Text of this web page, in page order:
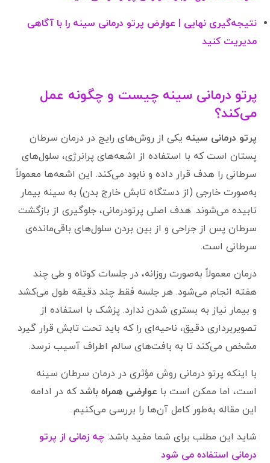
نتیجه‌گیری نهایی | عوارض پرتو درمانی سینه را با آگاهی
مدیریت کنید
پرتو درمانی سینه چیست و چگونه عمل
می‌کند؟
پرتو درمانی سینه یکی از روش‌های رایج در درمان سرطان
پستان است که با استفاده از اشعه‌های پرانرژی، سلول‌های
سرطانی را هدف قرار داده و نابود می‌کند. این اشعه‌ها معمولاً
به‌صورت خارجی (از دستگاه تابش خارج بدن) به سینه بیمار
تابیده می‌شوند. هدف اصلی پرتودرمانی، جلوگیری از بازگشت
سرطان پس از جراحی و از بین بردن سلول‌های باقی‌مانده‌ی
سرطانی است.
درمان معمولاً به‌صورت روزانه، در جلسات کوتاه و طی چند
هفته انجام می‌شود. هر جلسه فقط چند دقیقه طول می‌کشد
و بیمار نیاز به بستری شدن ندارد. پزشک با استفاده از
تصویربرداری دقیق، ناحیه‌ای را که باید تحت تابش قرار گیرد
مشخص می‌کند تا به بافت‌های سالم اطراف آسیب نرسد.
با اینکه پرتو درمانی روش مؤثری در درمان سرطان سینه
است، اما ممکن است با عوارضی همراه باشدکه در ادامه
این مقاله به‌طور کامل آن‌ها را بررسی می‌کنیم.
شاید این مطلب برای شما مفید باشد:چه زمانی از پرتو
درمانی استفاده می شود